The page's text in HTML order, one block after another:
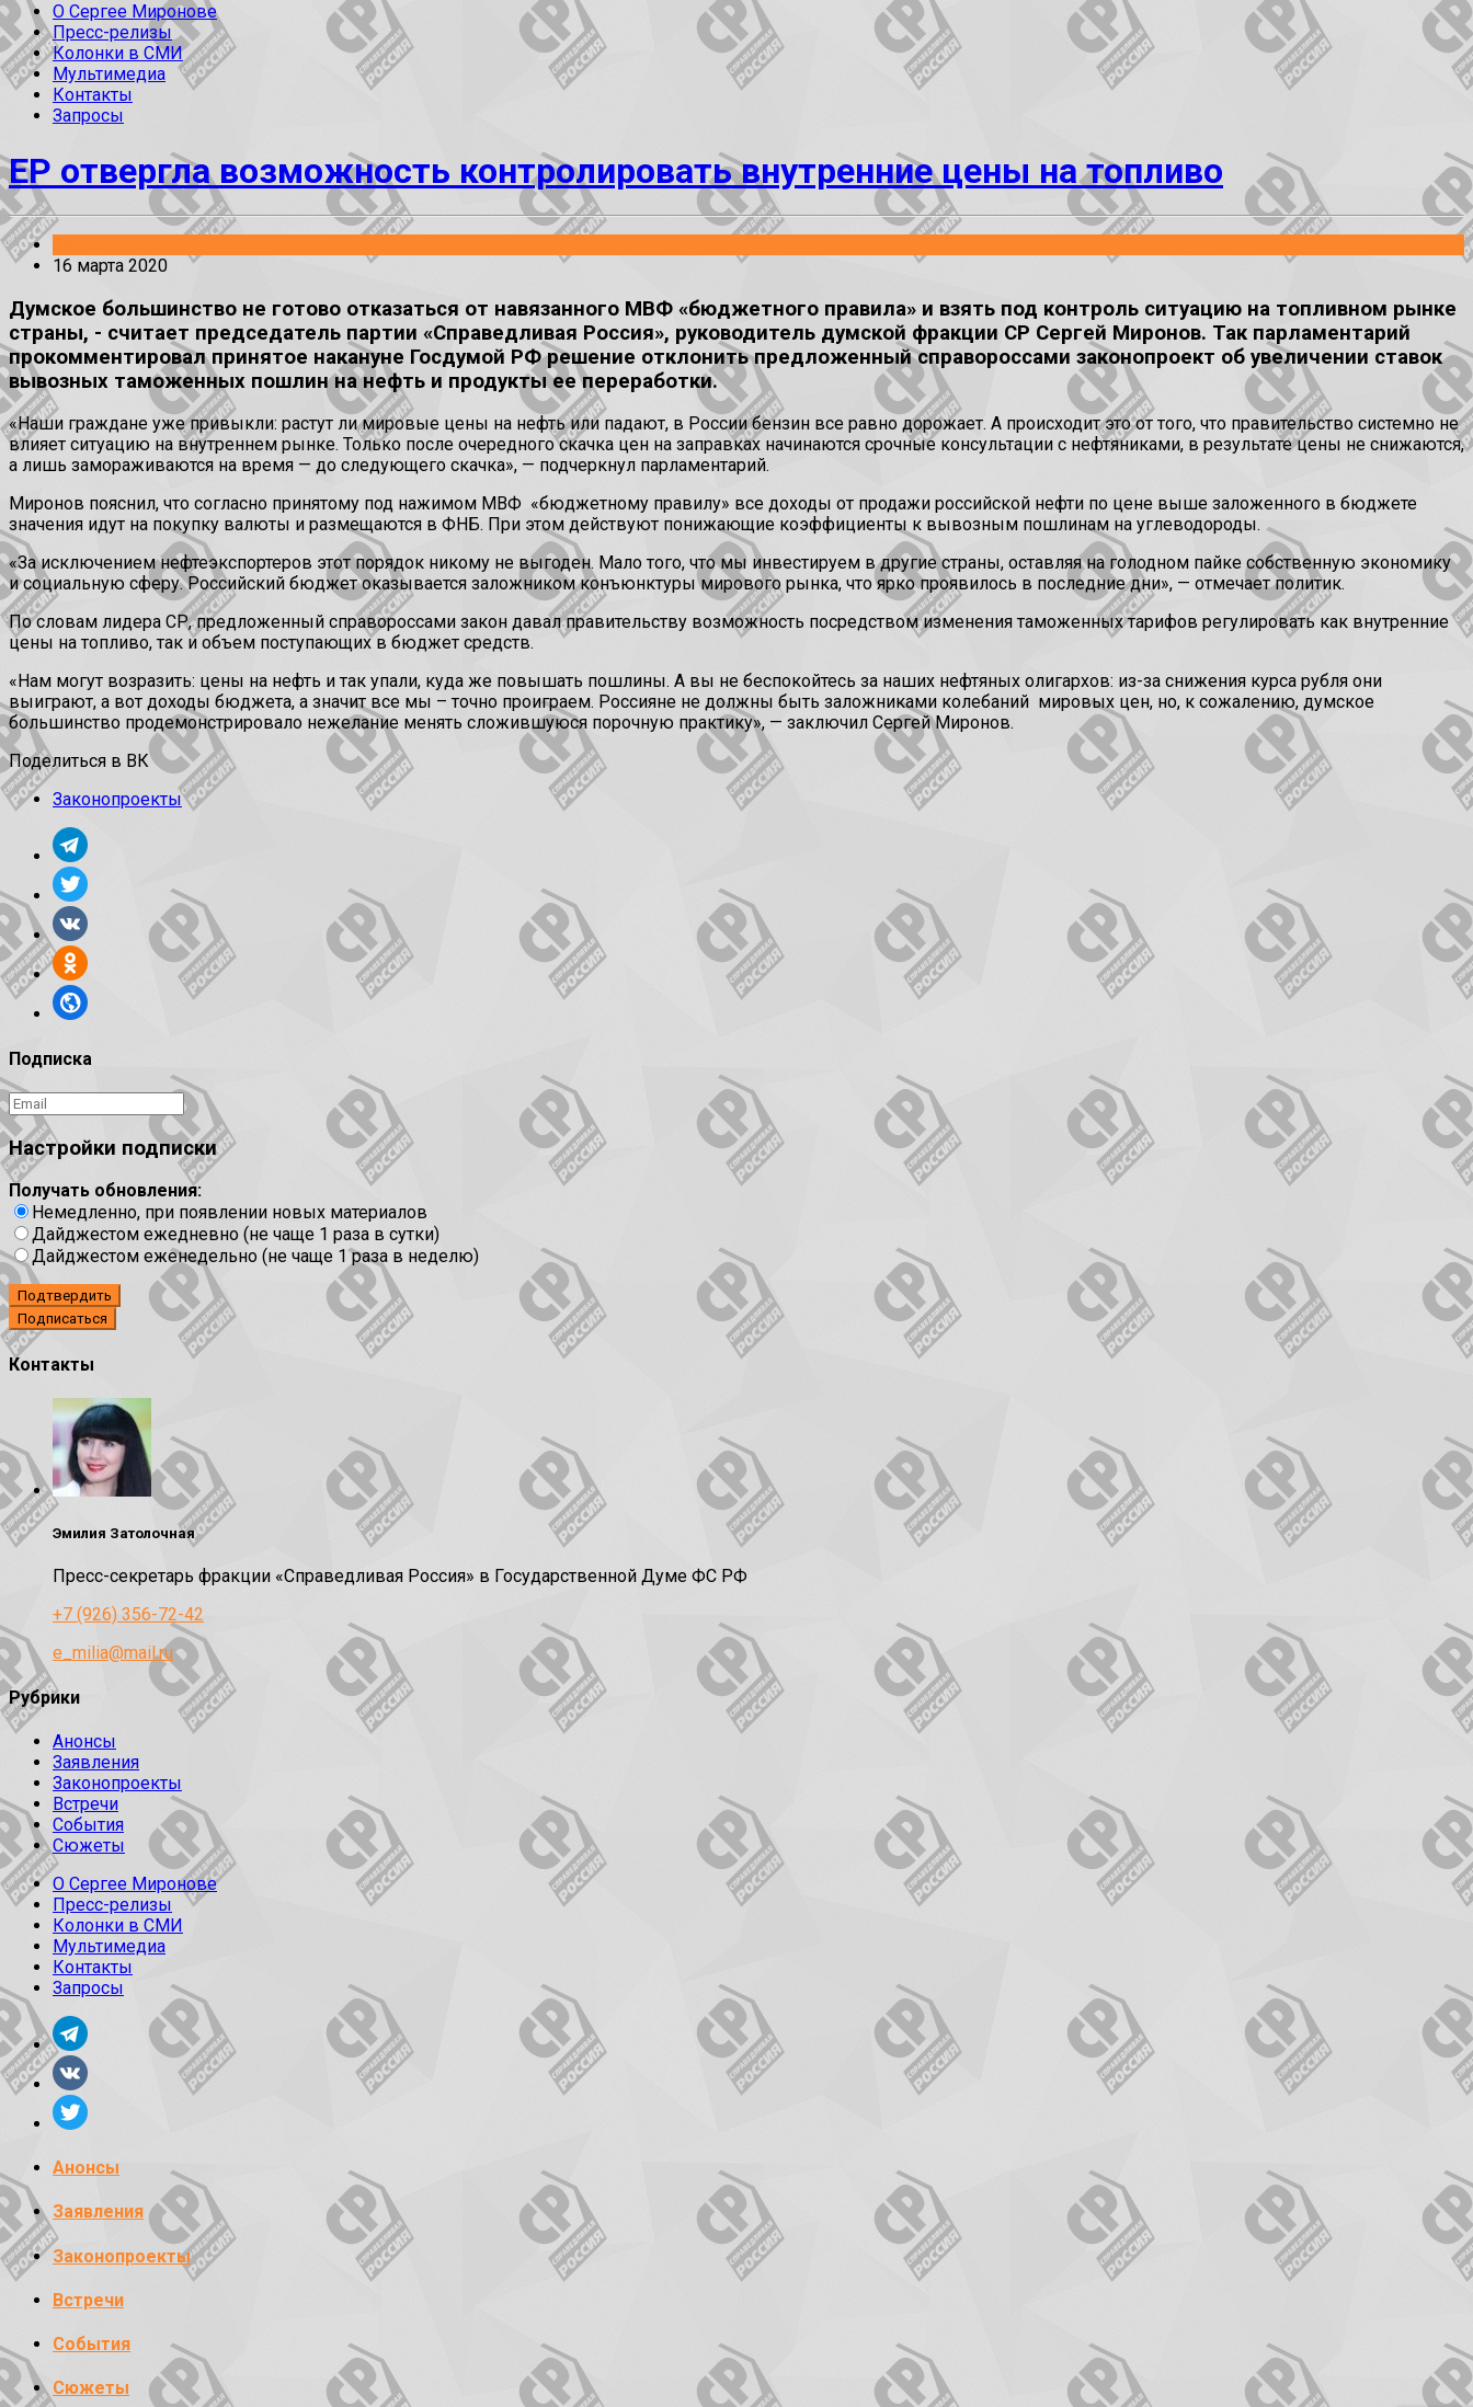
О Сергее Миронове
Пресс-релизы
Колонки в СМИ
Мультимедиа
Контакты
Запросы
ЕР отвергла возможность контролировать внутренние цены на топливо
16 марта 2020
Думское большинство не готово отказаться от навязанного МВФ «бюджетного правила» и взять под контроль ситуацию на топливном рынке
страны, - считает председатель партии «Справедливая Россия», руководитель думской фракции СР Сергей Миронов. Так парламентарий
прокомментировал принятое накануне Госдумой РФ решение отклонить предложенный справороссами законопроект об увеличении ставок
вывозных таможенных пошлин на нефть и продукты ее переработки.
«Наши граждане уже привыкли: растут ли мировые цены на нефть или падают, в России бензин все равно дорожает. А происходит это от того, что правительство системно не
влияет ситуацию на внутреннем рынке. Только после очередного скачка цен на заправках начинаются срочные консультации с нефтяниками, в результате цены не снижаются,
а лишь замораживаются на время — до следующего скачка», — подчеркнул парламентарий.
Миронов пояснил, что согласно принятому под нажимом МВФ «бюджетному правилу» все доходы от продажи российской нефти по цене выше заложенного в бюджете
значения идут на покупку валюты и размещаются в ФНБ. При этом действуют понижающие коэффициенты к вывозным пошлинам на углеводороды.
«За исключением нефтеэкспортеров этот порядок никому не выгоден. Мало того, что мы инвестируем в другие страны, оставляя на голодном пайке собственную экономику
и социальную сферу. Российский бюджет оказывается заложником конъюнктуры мирового рынка, что ярко проявилось в последние дни», — отмечает политик.
По словам лидера СР, предложенный справороссами закон давал правительству возможность посредством изменения таможенных тарифов регулировать как внутренние
цены на топливо, так и объем поступающих в бюджет средств.
«Нам могут возразить: цены на нефть и так упали, куда же повышать пошлины. А вы не беспокойтесь за наших нефтяных олигархов: из-за снижения курса рубля они
выиграют, а вот доходы бюджета, а значит все мы – точно проиграем. Россияне не должны быть заложниками колебаний мировых цен, но, к сожалению, думское
большинство продемонстрировало нежелание менять сложившуюся порочную практику», — заключил Сергей Миронов.
Поделиться в ВК
Законопроекты
Подписка
Настройки подписки
Получать обновления:
Немедленно, при появлении новых материалов
Дайджестом ежедневно (не чаще 1 раза в сутки)
Дайджестом еженедельно (не чаще 1 раза в неделю)
Подтвердить
Контакты
Эмилия Затолочная
Пресс-секретарь фракции «Справедливая Россия» в Государственной Думе ФС РФ
+7 (926) 356-72-42
e_milia@mail.ru
Рубрики
Анонсы
Заявления
Законопроекты
Встречи
События
Сюжеты
О Сергее Миронове
Пресс-релизы
Колонки в СМИ
Мультимедиа
Контакты
Запросы
Анонсы
Заявления
Законопроекты
Встречи
События
Сюжеты